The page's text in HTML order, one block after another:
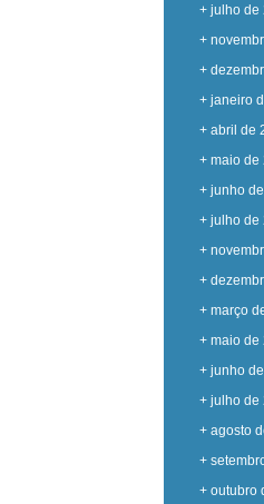
+ julho de
+
+
+ janeiro
+ abril de
+ maio de
+ junho
+ julho de
+
+
+ março
+ maio de
+ junho
+ julho de
+ agosto
+
+ outubro